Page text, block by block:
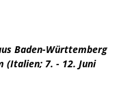
Baden-Württemberg
(Italien; 7. - 12. Juni